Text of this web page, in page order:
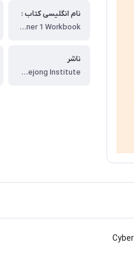
نام انگلیسی کتاب :
Cyber Korean Beginner 1 Workbook
ناشر
King Sejong Institute